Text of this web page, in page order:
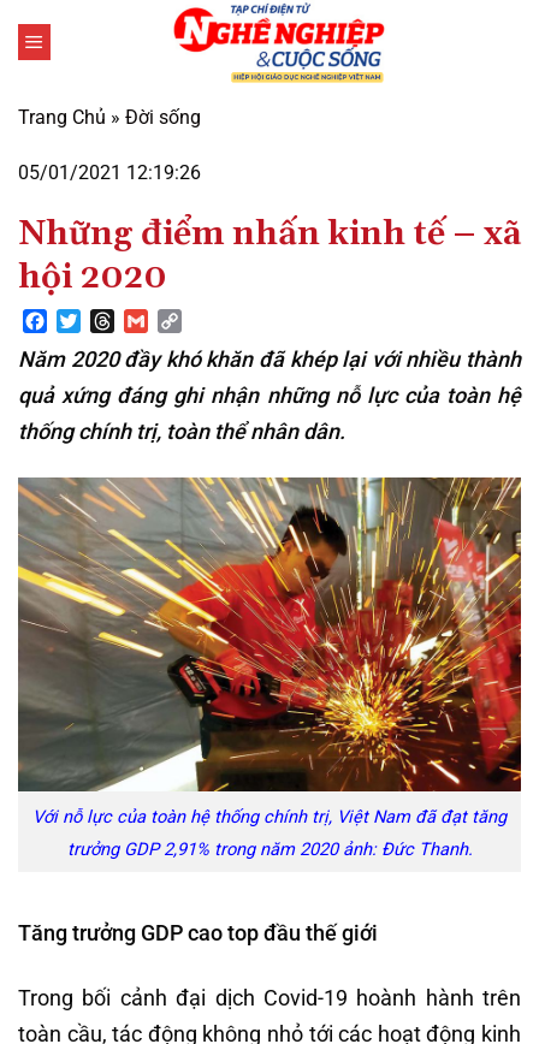
qua
dung
Trang Chủ » Đời sống
05/01/2021 12:19:26
Những điểm nhấn kinh tế – xã
hội 2020
Facebook
TwitterThreads
Gmail
Link
Năm 2020 đầy khó khăn đã khép lại với nhiều thành
quả xứng đáng ghi nhận những nỗ lực của toàn hệ
thống chính trị, toàn thể nhân dân.
Với nỗ lực của toàn hệ thống chính trị, Việt Nam đã đạt tăng
trưởng GDP 2,91% trong năm 2020 ảnh: Đức Thanh.
Tăng trưởng GDP cao top đầu thế giới
Trong bối cảnh đại dịch Covid-19 hoành hành trên
toàn cầu, tác động không nhỏ tới các hoạt động kinh